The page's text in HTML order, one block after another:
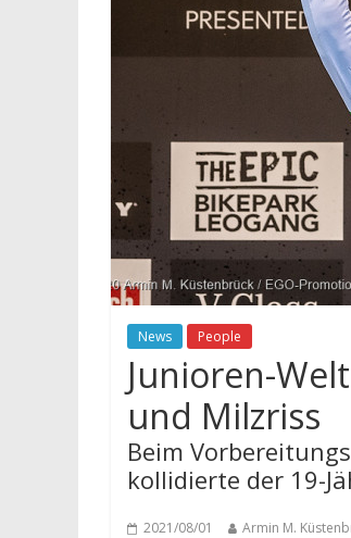
News People
Junioren-
und Milzriss
Beim
kollidierte der 19-
2021/08/01 Armin M.